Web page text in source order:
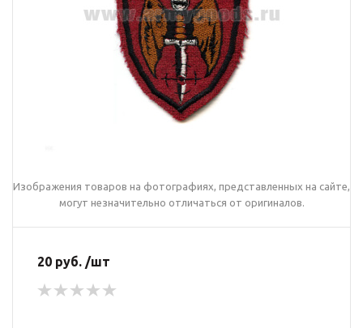
Изображения товаров на фотографиях, представленных на сайте,
могут незначительно отличаться от оригиналов.
20 руб. /шт